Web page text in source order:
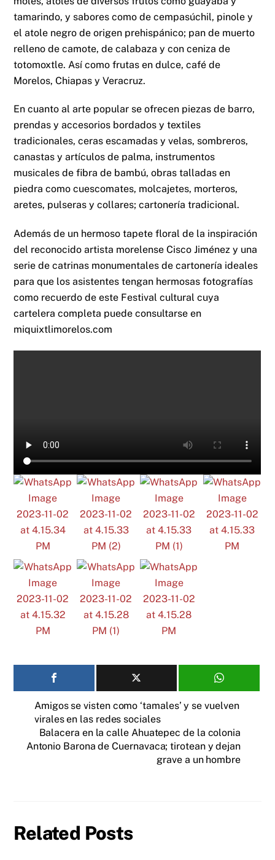
tamarindo, y sabores como de cempasúchil, pinole y
el atole negro de origen prehispánico; pan de muerto
relleno de camote, de calabaza y con ceniza de
totomoxtle. Así como frutas en dulce, café de
Morelos, Chiapas y Veracruz.
En cuanto al arte popular se ofrecen piezas de barro,
prendas y accesorios bordados y textiles
tradicionales, ceras escamadas y velas, sombreros,
canastas y artículos de palma, instrumentos
musicales de fibra de bambú, obras talladas en
piedra como cuescomates, molcajetes, morteros,
aretes, pulseras y collares; cartonería tradicional.
Además de un hermoso tapete floral de la inspiración
del reconocido artista morelense Cisco Jiménez y una
serie de catrinas monumentales de cartonería ideales
para que los asistentes tengan hermosas fotografías
como recuerdo de este Festival cultural cuya
cartelera completa puede consultarse en
miquixtlimorelos.com
Amigos se visten como ‘tamales’ y se vuelven
virales en las redes sociales
Balacera en la calle Ahuatepec de la colonia
Antonio Barona de Cuernavaca; tirotean y dejan
grave a un hombre
Related Posts